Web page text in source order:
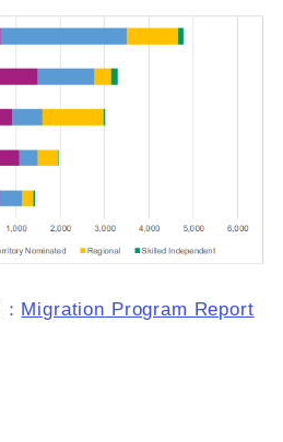
Migration Program Report